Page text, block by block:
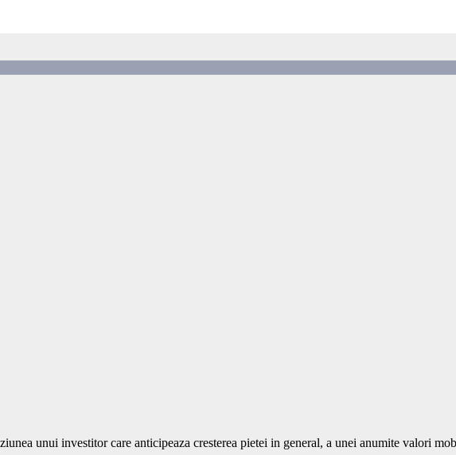
unui investitor care anticipeaza cresterea pietei in general, a unei anumite valori